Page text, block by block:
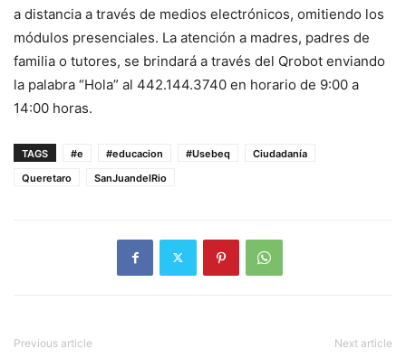
a distancia a través de medios electrónicos, omitiendo los
módulos presenciales. La atención a madres, padres de
familia o tutores, se brindará a través del Qrobot enviando
la palabra “Hola” al 442.144.3740 en horario de 9:00 a
14:00 horas.
TAGS #e #educacion #Usebeq
Ciudadanía
Queretaro
SanJuandelRio
Previous article Next article